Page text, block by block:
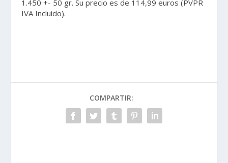
1.450 +- 50 gr. Su precio es de 114,99 euros (PVPR
IVA Incluido).
COMPARTIR: